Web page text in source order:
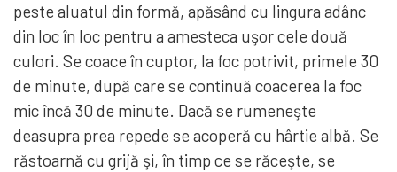
peste aluatul din formă, apăsând cu lingura adânc
din loc în loc pentru a amesteca uşor cele două
culori. Se coace în cuptor, la foc potrivit, primele 30
de minute, după care se continuă coacerea la foc
mic încă 30 de minute. Dacă se rumeneşte
deasupra prea repede se acoperă cu hârtie albă. Se
răstoarnă cu grijă şi, în timp ce se răceşte, se